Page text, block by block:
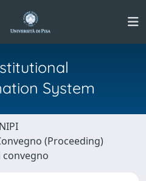
System
(Proceeding)